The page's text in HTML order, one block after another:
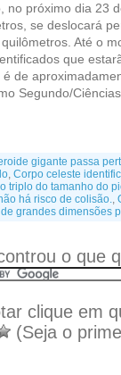
no próximo dia 23
se deslocará
Até o
que
de
Segundo/
gigante passa
, Corpo celeste
triplo do tamanho do
há risco de colisão.,
grandes dimensões
o que
clique em
(Seja o